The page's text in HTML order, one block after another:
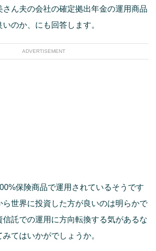
さん夫の会社の確定拠出年金の運用商品
のか、にも回答します。
ADVERTISEMENT
保険商品で運用されているそうです
ら世界に投資した方が良いのは明らかで
信託での運用に方向転換する気があるな
てはいかがでしょうか。